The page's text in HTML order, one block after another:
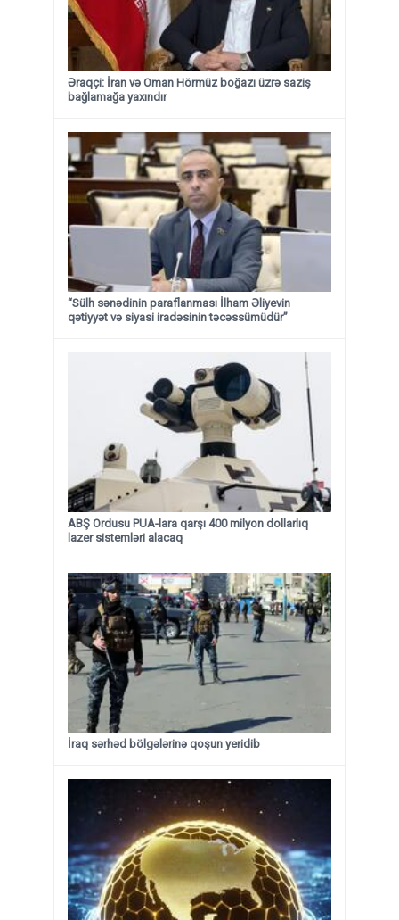
Əraqçi: İran və Oman Hörmüz boğazı üzrə saziş
bağlamağa yaxındır
“Sülh sənədinin paraflanması İlham Əliyevin
qətiyyət və siyasi iradəsinin təcəssümüdür”
ABŞ Ordusu PUA-lara qarşı 400 milyon dollarlıq
lazer sistemləri alacaq
İraq sərhəd bölgələrinə qoşun yeridib